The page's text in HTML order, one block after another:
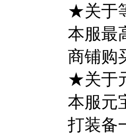
★关于
本服最
商铺购
★关于
本服元
打装备